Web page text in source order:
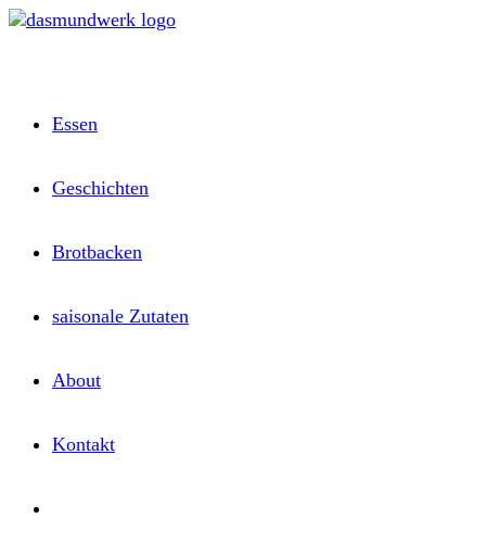
Zum
Essen
Geschichten
Brotbacken
saisonale Zutaten
About
Kontakt